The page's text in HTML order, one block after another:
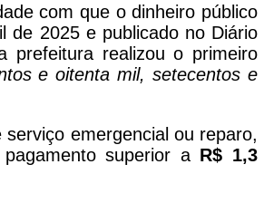
com que o dinheiro público
de 2025 e publicado no Diário
realizou o primeiro
e oitenta mil, setecentos e
emergencial ou reparo,
superior a R$ 1,3